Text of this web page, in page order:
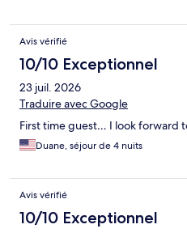
Avis vérifié
10/10 Exceptionnel
23 juil. 2026
Traduire avec Google
First time guest… I look forward
Duane, séjour de 4 nuits
Avis vérifié
10/10 Exceptionnel